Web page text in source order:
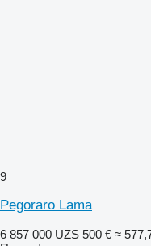
9
Pegoraro Lama
6 857 000 UZS 500 € ≈